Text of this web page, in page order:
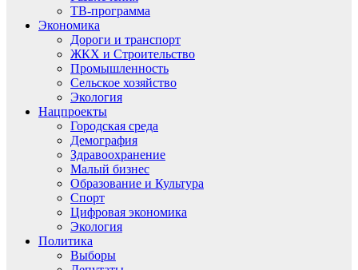
ТВ-программа
Экономика
Дороги и транспорт
ЖКХ и Строительство
Промышленность
Сельское хозяйство
Экология
Нацпроекты
Городская среда
Демография
Здравоохранение
Малый бизнес
Образование и Культура
Спорт
Цифровая экономика
Экология
Политика
Выборы